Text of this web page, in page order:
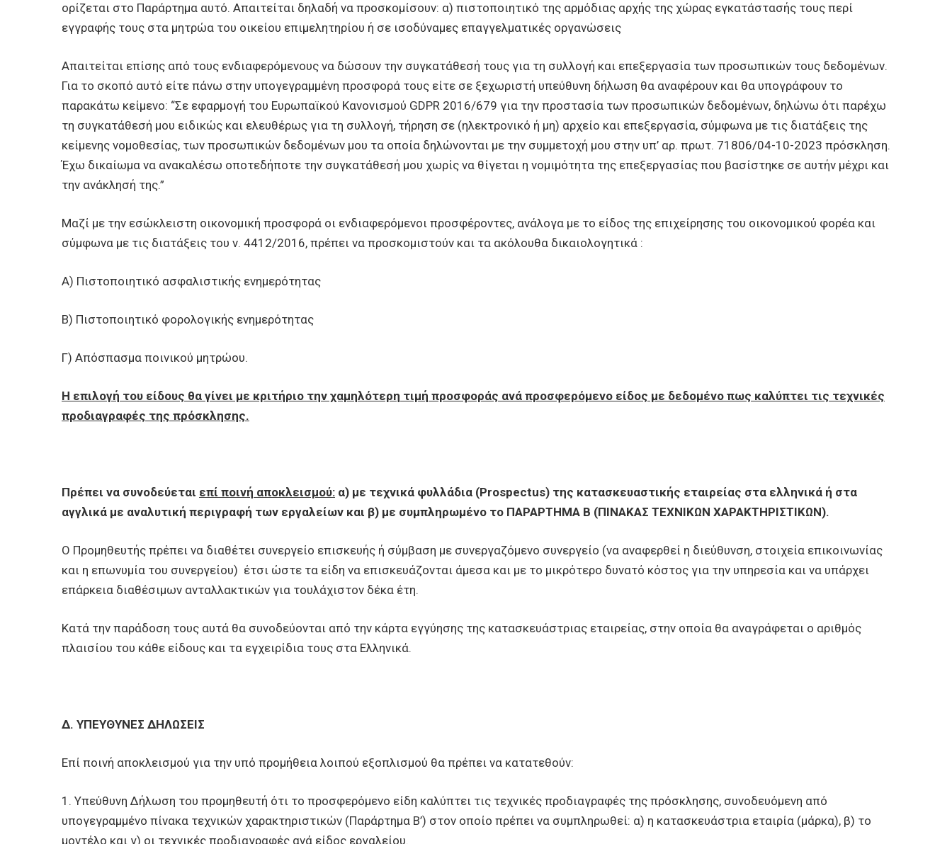
ορίζεται στο Παράρτημα αυτό. Απαιτείται δηλαδή να προσκομίσουν: α) πιστοποιητικό της αρμόδιας αρχής της χώρας εγκατάστασής τους περί
εγγραφής τους στα μητρώα του οικείου επιμελητηρίου ή σε ισοδύναμες επαγγελματικές οργανώσεις
Απαιτείται επίσης από τους ενδιαφερόμενους να δώσουν την συγκατάθεσή τους για τη συλλογή και επεξεργασία των προσωπικών τους δεδομένων.
Για το σκοπό αυτό είτε πάνω στην υπογεγραμμένη προσφορά τους είτε σε ξεχωριστή υπεύθυνη δήλωση θα αναφέρουν και θα υπογράφουν το
παρακάτω κείμενο: “Σε εφαρμογή του Ευρωπαϊκού Κανονισμού GDPR 2016/679 για την προστασία των προσωπικών δεδομένων, δηλώνω ότι παρέχω
τη συγκατάθεσή μου ειδικώς και ελευθέρως για τη συλλογή, τήρηση σε (ηλεκτρονικό ή μη) αρχείο και επεξεργασία, σύμφωνα με τις διατάξεις της
κείμενης νομοθεσίας, των προσωπικών δεδομένων μου τα οποία δηλώνονται με την συμμετοχή μου στην υπ’ αρ. πρωτ. 71806/04-10-2023 πρόσκληση.
Έχω δικαίωμα να ανακαλέσω οποτεδήποτε την συγκατάθεσή μου χωρίς να θίγεται η νομιμότητα της επεξεργασίας που βασίστηκε σε αυτήν μέχρι και
την ανάκλησή της.”
Μαζί με την εσώκλειστη οικονομική προσφορά οι ενδιαφερόμενοι προσφέροντες, ανάλογα με το είδος της επιχείρησης του οικονομικού φορέα και
σύμφωνα με τις διατάξεις του ν. 4412/2016, πρέπει να προσκομιστούν και τα ακόλουθα δικαιολογητικά :
Α) Πιστοποιητικό ασφαλιστικής ενημερότητας
Β) Πιστοποιητικό φορολογικής ενημερότητας
Γ) Απόσπασμα ποινικού μητρώου.
Η επιλογή του είδους θα γίνει με κριτήριο την χαμηλότερη τιμή προσφοράς ανά προσφερόμενο είδος με δεδομένο πως καλύπτει τις τεχνικές
προδιαγραφές της πρόσκλησης.
Πρέπει να συνοδεύεται επί ποινή αποκλεισμού: α) με τεχνικά φυλλάδια (Prospectus) της κατασκευαστικής εταιρείας στα ελληνικά ή στα
αγγλικά με αναλυτική περιγραφή των εργαλείων και β) με συμπληρωμένο το ΠΑΡΑΡΤΗΜΑ Β (ΠΙΝΑΚΑΣ ΤΕΧΝΙΚΩΝ ΧΑΡΑΚΤΗΡΙΣΤΙΚΩΝ).
Ο Προμηθευτής πρέπει να διαθέτει συνεργείο επισκευής ή σύμβαση με συνεργαζόμενο συνεργείο (να αναφερθεί η διεύθυνση, στοιχεία επικοινωνίας
και η επωνυμία του συνεργείου) έτσι ώστε τα είδη να επισκευάζονται άμεσα και με το μικρότερο δυνατό κόστος για την υπηρεσία και να υπάρχει
επάρκεια διαθέσιμων ανταλλακτικών για τουλάχιστον δέκα έτη.
Κατά την παράδοση τους αυτά θα συνοδεύονται από την κάρτα εγγύησης της κατασκευάστριας εταιρείας, στην οποία θα αναγράφεται ο αριθμός
πλαισίου του κάθε είδους και τα εγχειρίδια τους στα Ελληνικά.
Δ. ΥΠΕΥΘΥΝΕΣ ΔΗΛΩΣΕΙΣ
Επί ποινή αποκλεισμού για την υπό προμήθεια λοιπού εξοπλισμού θα πρέπει να κατατεθούν:
1. Υπεύθυνη Δήλωση του προμηθευτή ότι το προσφερόμενο είδη καλύπτει τις τεχνικές προδιαγραφές της πρόσκλησης, συνοδευόμενη από
υπογεγραμμένο πίνακα τεχνικών χαρακτηριστικών (Παράρτημα Β’) στον οποίο πρέπει να συμπληρωθεί: α) η κατασκευάστρια εταιρία (μάρκα), β) το
μοντέλο και γ) οι τεχνικές προδιαγραφές ανά είδος εργαλείου.